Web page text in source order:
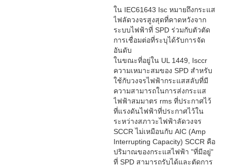
ใน IEC61643 Isc หมายถึงกระแส
ไฟลัดวงจรสูงสุดที่คาดหวังจาก
ระบบไฟฟ้าที่ SPD ร่วมกับตัวตัด
การเชื่อมต่อที่ระบุได้รับการจัด
อันดับ
ในขณะที่อยู่ใน UL 1449, Isccr
ความเหมาะสมของ SPD สำหรับ
ใช้กับวงจรไฟฟ้ากระแสสลับที่มี
ความสามารถในการส่งกระแส
ไฟฟ้าสมมาตร rms ที่ประกาศไว้
ที่แรงดันไฟฟ้าที่ประกาศไว้ใน
ระหว่างสภาวะไฟฟ้าลัดวงจร
SCCR ไม่เหมือนกับ AIC (Amp
Interrupting Capacity) SCCR คือ
ปริมาณของกระแสไฟฟ้า "ที่มีอยู่"
ที่ SPD สามารถรับได้และตัดการ